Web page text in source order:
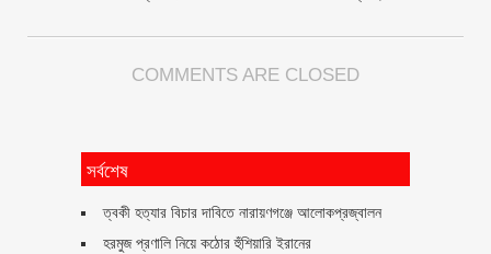
COMMENTS ARE CLOSED
সর্বশেষ
ত্বকী হত্যার বিচার দাবিতে নারায়ণগঞ্জে আলোকপ্রজ্বালন
হরমুজ প্রণালি নিয়ে কঠোর হুঁশিয়ারি ইরানের